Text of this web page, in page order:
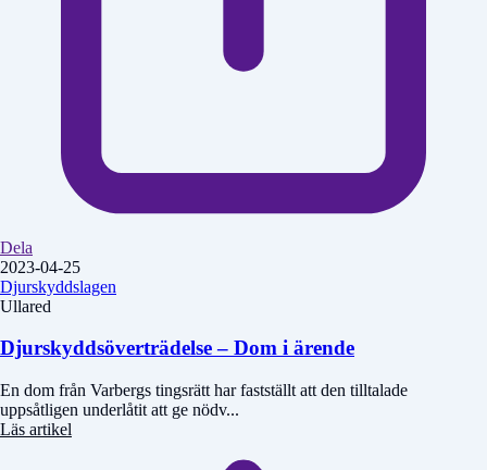
Dela
2023-04-25
Djurskyddslagen
Ullared
Djurskyddsöverträdelse – Dom i ärende
En dom från Varbergs tingsrätt har fastställt att den tilltalade
uppsåtligen underlåtit att ge nödv...
Läs artikel